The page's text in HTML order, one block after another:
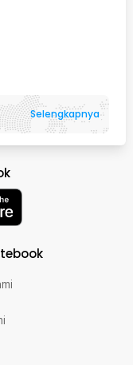
Selengkapnya